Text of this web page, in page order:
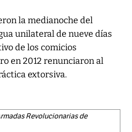
la medianoche del
unilateral de nueve días
de los comicios
en 2012 renunciaron al
extorsiva.
Revolucionarias de